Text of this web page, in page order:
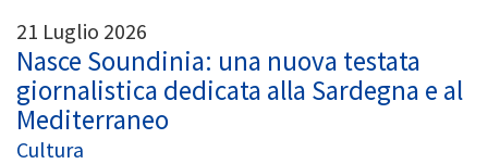
21 Luglio 2026
Nasce Soundinia: una nuova testata
giornalistica dedicata alla Sardegna e al
Mediterraneo
Cultura